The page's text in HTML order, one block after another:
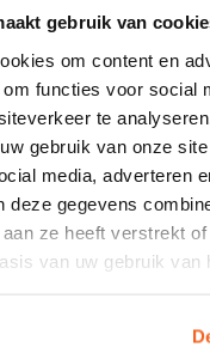
gebruik van
om content en
functies voor social
te
gebruik van onze
media, adverteren
deze gegevens
ze heeft verstrekt
van uw gebruik van